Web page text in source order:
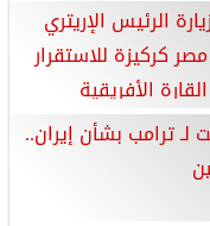
الرئيس الإريتري
كركيزة للاستقرار
الأفريقية
ترامب بشأن إيران..